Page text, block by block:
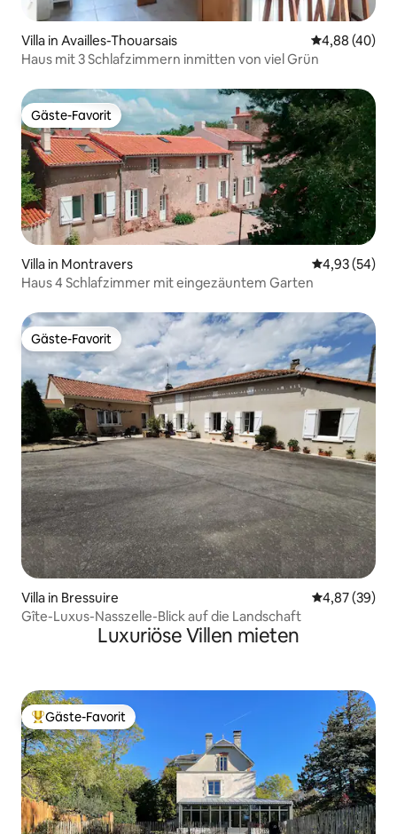
Villa in Availles-Thouarsais
4,88 (40)
Haus mit 3 Schlafzimmern inmitten von viel Grün
Gäste-Favorit
Gäste-Favorit
Villa in Montravers
4,93 (54)
Haus 4 Schlafzimmer mit eingezäuntem Garten
Gäste-Favorit
Gäste-Favorit
Villa in Bressuire
4,87 (39)
Gîte-Luxus-Nasszelle-Blick auf die Landschaft
Luxuriöse Villen mieten
Beliebter Gäste-Favorit.
Gäste-Favorit